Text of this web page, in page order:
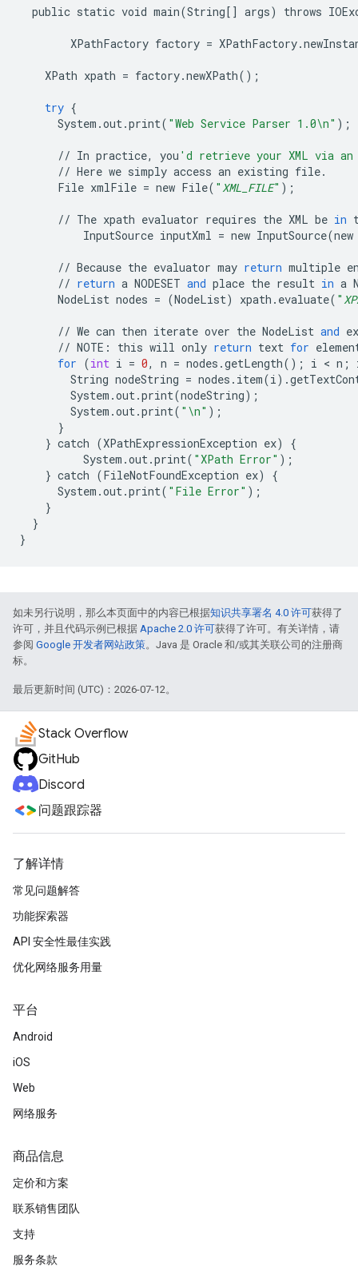
public static void main(String[] args) throws
XPathFactory factory = XPathFactory.
XPath xpath = factory.newXPath();
try {
System .out.print( "Web Service Parser 1.0\n" );
// In practice, you 'd retrieve your XML via an
// Here we simply access an existing file.
File xmlFile = new File( " XML_FILE" );
// The xpath evaluator requires the XML be in
InputSource inputXml = new InputSource(new
// Because the evaluator may return multiple
// return a NODESET and place the result in a
NodeList nodes = (NodeList) xpath . evaluate( "
// We can then iterate over the NodeList and
// NOTE : this will only return text for
for (int i = 0, n = nodes .getLength(); i < n ;
String nodeString = nodes . item(i) .
System .out.print(nodeString);
System .out.print( " \n" );
}
} catch (XPathExpressionException ex)
{
System .out.print( "XPath Error" );
} catch (FileNotFoundException ex)
{
System .out.print( "File Error" );
}
}
}
如未另行说明，那么本页面中的内容已根据知识共享署名 4.0 许可获得了
许可，并且代码示例已根据 Apache 2.0 许可获得了许可。有关详情，请
参阅 Google 开发者网站政策。Java 是 Oracle 和/或其关联公司的注册商
标。
最后更新时间 (UTC)：2026-07-12。
Stack Overflow
GitHub
Discord
问题跟踪器
了解详情
常见问题解答
功能探索器
API 安全性最佳实践
优化网络服务用量
平台
Android
iOS
Web
网络服务
商品信息
定价和方案
联系销售团队
支持
服务条款